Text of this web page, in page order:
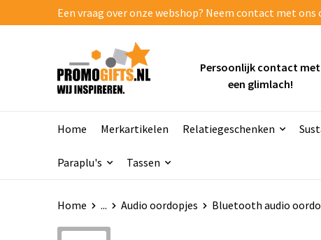
Een vraag over onze webshop? Neem contact met
Persoonlijk contact met
een glimlach!
Home Merkartikelen Relatiegeschenken
Paraplu's Tassen
Home ... Audio oordopjes Bluetooth audio